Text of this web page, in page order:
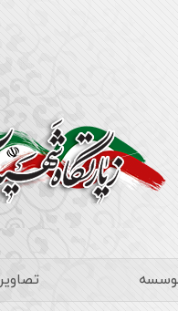
تصاویر